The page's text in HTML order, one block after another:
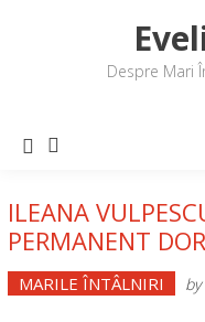
Despre Mari
ILEANA
PERMANENT
MARILE ÎNTÂLNIRI by